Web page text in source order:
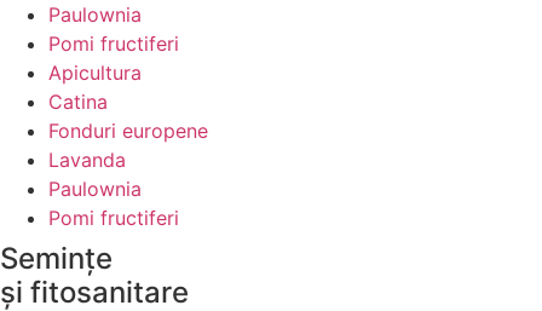
Paulownia
Pomi fructiferi
Apicultura
Catina
Fonduri europene
Lavanda
Paulownia
Pomi fructiferi
Semințe
și fitosanitare